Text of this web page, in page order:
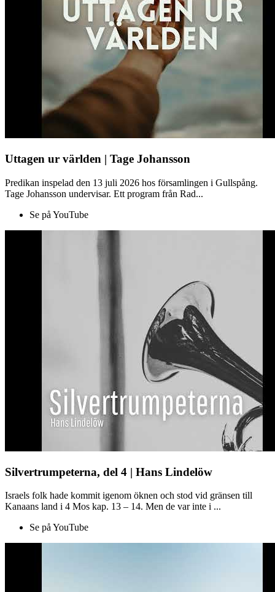
Uttagen ur världen | Tage Johansson
Predikan inspelad den 13 juli 2026 hos församlingen i Gullspång.
Tage Johansson undervisar. Ett program från Rad...
Se på YouTube
Silvertrumpeterna, del 4 | Hans Lindelöw
Israels folk hade kommit igenom öknen och stod vid gränsen till
Kanaans land i 4 Mos kap. 13 – 14. Men de var inte i ...
Se på YouTube